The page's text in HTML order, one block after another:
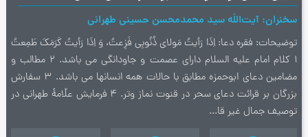
سخنران آیت‌اللَه سید محمدمحسن حسینی طهرانی
توضیحات فقره دعا: اِذَا رَأيتُ مَولاي ذُنُوبِي فَزِعتُ، وَ اِذَا رَأيتُ كَرَمَكَ طَمِعتُ
1 کلام امام علیه السلام دارای عصمت و جاودانگی می باشد. 2 مطالب و
مضامین دعای ابوحمزه مطابق با حالات همه انسانها می باشد. 3 سفارش
بزرگان بر قرائت دعای سحر در قنوت نماز وتر. 4 فرمایش علّامۀ طهرانی در
توصیف جمال غیر قا...